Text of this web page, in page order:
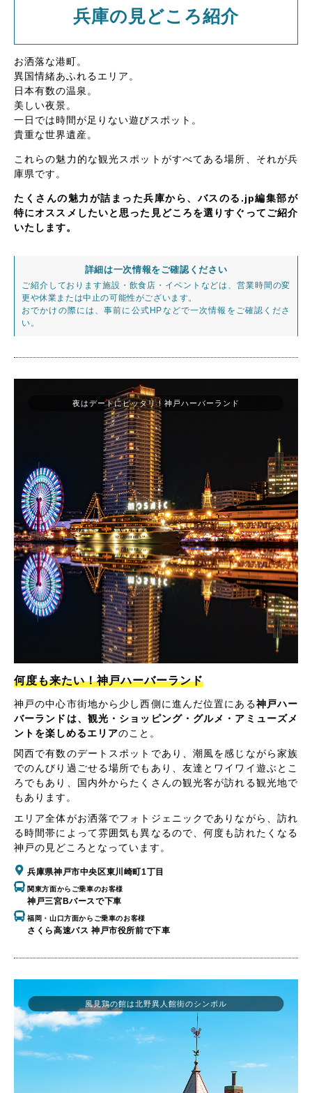
兵庫の見どころ紹介
お洒落な港町。
異国情緒あふれるエリア。
日本有数の温泉。
美しい夜景。
一日では時間が足りない遊びスポット。
貴重な世界遺産。
これらの魅力的な観光スポットがすべてある場所、それが兵
庫県です。
たくさんの魅力が詰まった兵庫から、バスのる.jp編集部が
特にオススメしたいと思った見どころを選りすぐってご紹介
いたします。
詳細は一次情報をご確認ください
ご紹介しております施設・飲食店・イベントなどは、営業時間の変
更や休業または中止の可能性がございます。
おでかけの際には、事前に公式HPなどで一次情報をご確認くださ
い。
夜はデートにピッタリ！神戸ハーバーランド
何度も来たい！神戸ハーバーランド
神戸の中心市街地から少し西側に進んだ位置にある神戸ハー
バーランドは、観光・ショッピング・グルメ・アミューズメ
ントを楽しめるエリアのこと。
関西で有数のデートスポットであり、潮風を感じながら家族
でのんびり過ごせる場所でもあり、友達とワイワイ遊ぶとこ
ろでもあり、国内外からたくさんの観光客が訪れる観光地で
もあります。
エリア全体がお洒落でフォトジェニックでありながら、訪れ
る時間帯によって雰囲気も異なるので、何度も訪れたくなる
神戸の見どころとなっています。
兵庫県神戸市中央区東川崎町1丁目
関東方面からご乗車のお客様
神戸三宮Bバースで下車
福岡・山口方面からご乗車のお客様
さくら高速バス 神戸市役所前で下車
風見鶏の館は北野異人館街のシンボル